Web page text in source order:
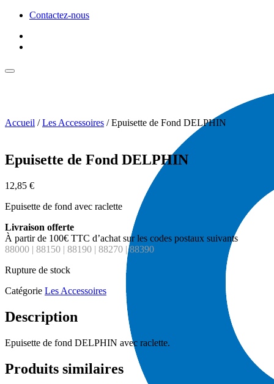
Contactez-nous
Accueil /Les Accessoires / Epuisette de Fond DELPHIN
Epuisette de Fond DELPHIN
12,85 €
Epuisette de fond avec raclette
Livraison offerte
À partir de 100€ TTC d’achat sur les codes postaux suivants
88000 | 88150 | 88190 | 88270 | 88390
Rupture de stock
Catégorie Les Accessoires
Description
Epuisette de fond DELPHIN avec raclette.
Produits similaires